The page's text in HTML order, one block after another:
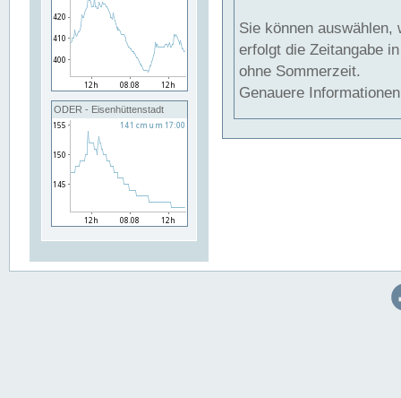
ODER - Eisenhüttenstadt
Sie können auswählen,
erfolgt die Zeitangabe
ohne Sommerzeit.
Genauere